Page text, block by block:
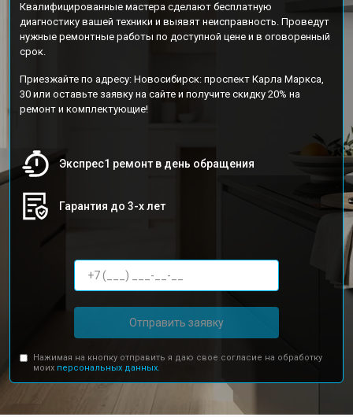
Квалифицированные мастера сделают бесплатную
диагностику вашей техники и выявят неисправность. Проведут
нужные ремонтные работы по доступной цене и в оговоренный
срок.
Приезжайте по адресу: Новосибирск: проспект Карла Маркса,
30 или оставьте заявку на сайте и получите скидку 20% на
ремонт и комплектующие!
Экспрес1 ремонт в день обращения
Гарантия до 3-х лет
Отправить заявку
Нажимая на кнопку отправить я даю свое согласие на обработку
моих персональных данных.